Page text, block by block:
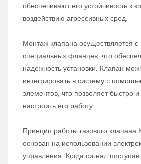
обеспечивают его устойчивость к
воздействию агрессивных сред.
Монтаж клапана осуществляется
специальных фланцев, что
надежность установки. Клапан
интегрировать в систему с
элементов, что позволяет быстро
настроить его работу.
Принцип работы газового клапана
основан на использовании
управления. Когда сигнал